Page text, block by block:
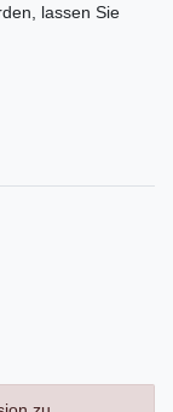
lassen Sie